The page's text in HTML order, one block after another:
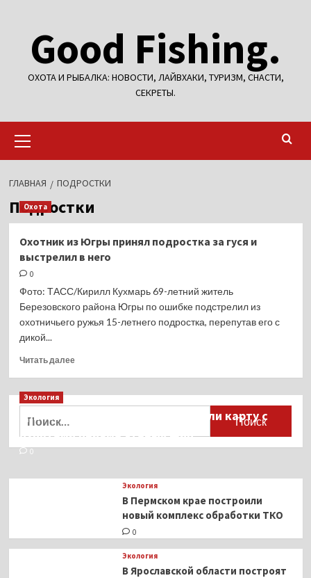
содержимому
Good Fishing.
ОХОТА И РЫБАЛКА: НОВОСТИ, ЛАЙВХАКИ, ТУРИЗМ, СНАСТИ,
СЕКРЕТЫ.
меню
ГЛАВНАЯ ПОДРОСТКИ
Подростки
Охота
Охотник из Югры принял подростка за гуся и
выстрелил в него
0
Фото: ТАСС/Кирилл Кухмарь 69-летний житель
Березовского района Югры по ошибке подстрелил из
охотничьего ружья 15-летнего подростка, перепутав его с
дикой...
Читать далееПрочитать
Охотник
принял
подростка
гуся
Экология
Для автомобилистов разработали карту с
пунктами приёма старых шин
0
Экология
В Пермском крае построили
новый комплекс обработки ТКО
0
Экология
В Ярославской области построят